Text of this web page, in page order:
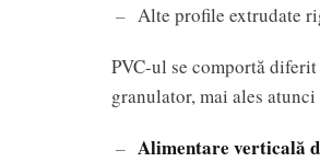
Alte profile extrudate
PVC-ul se comportă
granulator, mai ales
Alimentare verticală